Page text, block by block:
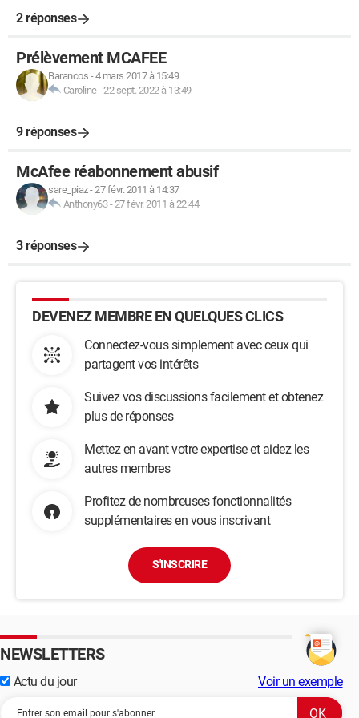
2 réponses
Prélèvement MCAFEE
Barancos -4 mars 2017 à 15:49
Caroline-22 sept. 2022 à 13:49
9 réponses
McAfee réabonnement abusif
sare_piaz-27 févr. 2011 à 14:37
Anthony63-27 févr. 2011 à 22:44
3 réponses
DEVENEZ MEMBRE EN QUELQUES CLICS
Connectez-vous simplement avec ceux qui
partagent vos intérêts
Suivez vos discussions facilement et obtenez
plus de réponses
Mettez en avant votre expertise et aidez les
autres membres
Profitez de nombreuses fonctionnalités
supplémentaires en vous inscrivant
S'INSCRIRE
NEWSLETTERS
Actu du jour Voir un exemple